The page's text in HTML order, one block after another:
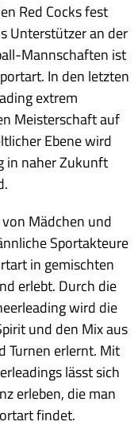
Red Cocks fest
Unterstützer an der
Mannschaften ist
In den letzten
extrem
Meisterschaft auf
Ebene wird
in naher Zukunft
Mädchen und
Sportakteure
in gemischten
erlebt. Durch die
wird die
und den Mix aus
Turnen erlernt. Mit
lässt sich
erleben, die man
findet.